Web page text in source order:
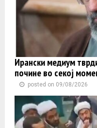
Ирански медиум
почине во секој
posted on 09/08/2026